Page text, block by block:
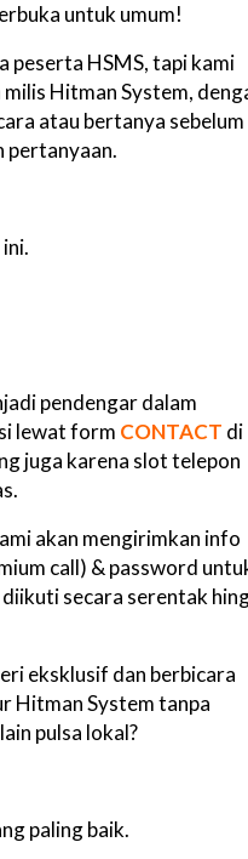
untuk umum!
peserta HSMS, tapi kami
Hitman System,
atau bertanya sebelum
pertanyaan.
pendengar dalam
lewat form CONTACT di
juga karena slot telepon
akan mengirimkan info
call) & password
secara serentak
eksklusif dan berbicara
Hitman System tanpa
pulsa lokal?
paling baik.